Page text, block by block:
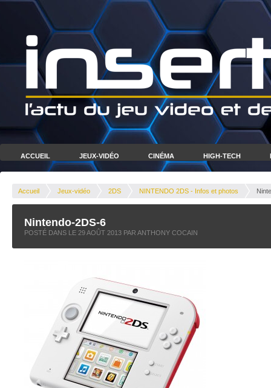
ACCUEIL JEUX-VIDÉO CINÉMA HIGH-TECH
Accueil Jeux-vidéo 2DS NINTENDO 2DS - Infos et photos
Nintendo-2DS-6
POSTÉ DANS LE 29 AOÛT 2013 PAR ANTHONY COCAIN